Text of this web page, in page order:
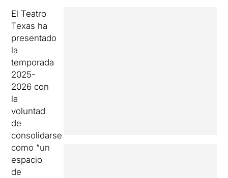
El Teatro
Texas ha
presentado
la
temporada
2025-
2026 con
la
voluntad
de
consolidarse
como “un
espacio
de